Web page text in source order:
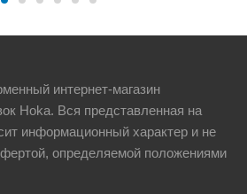
интернет-магазин
Hoka. Вся представленная на
информационный характер и не
определяемой положениями